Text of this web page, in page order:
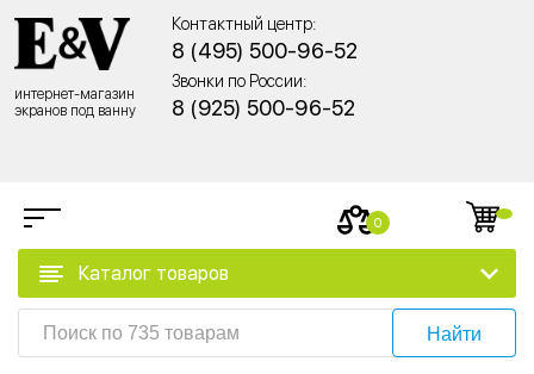
интернет-магазин
экранов под ванну
Контактный центр:
8 (495) 500-96-52
Звонки по России:
8 (925) 500-96-52
0
Каталог товаров
Найти